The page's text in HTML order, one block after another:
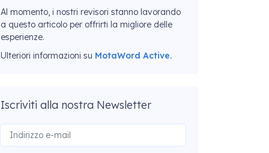
Al momento, i nostri revisori stanno lavorando
a questo articolo per offrirti la migliore delle
esperienze.
Ulteriori informazioni su MotaWord Active.
Iscriviti alla nostra Newsletter